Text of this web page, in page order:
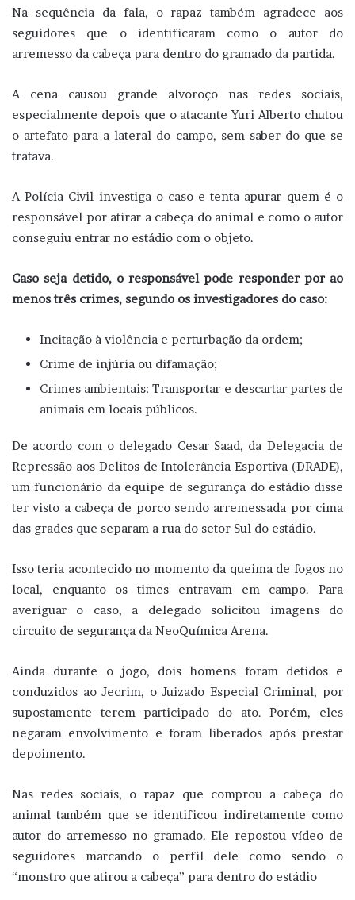
Na sequência da fala, o rapaz também agradece aos
seguidores que o identificaram como o autor do
arremesso da cabeça para dentro do gramado da partida.
A cena causou grande alvoroço nas redes sociais,
especialmente depois que o atacante Yuri Alberto chutou
o artefato para a lateral do campo, sem saber do que se
tratava.
A Polícia Civil investiga o caso e tenta apurar quem é o
responsável por atirar a cabeça do animal e como o autor
conseguiu entrar no estádio com o objeto.
Caso seja detido, o responsável pode responder por ao
menos três crimes, segundo os investigadores do caso:
Incitação à violência e perturbação da ordem;
Crime de injúria ou difamação;
Crimes ambientais: Transportar e descartar partes de
animais em locais públicos.
De acordo com o delegado Cesar Saad, da Delegacia de
Repressão aos Delitos de Intolerância Esportiva (DRADE),
um funcionário da equipe de segurança do estádio disse
ter visto a cabeça de porco sendo arremessada por cima
das grades que separam a rua do setor Sul do estádio.
Isso teria acontecido no momento da queima de fogos no
local, enquanto os times entravam em campo. Para
averiguar o caso, a delegado solicitou imagens do
circuito de segurança da NeoQuímica Arena.
Ainda durante o jogo, dois homens foram detidos e
conduzidos ao Jecrim, o Juizado Especial Criminal, por
supostamente terem participado do ato. Porém, eles
negaram envolvimento e foram liberados após prestar
depoimento.
Nas redes sociais, o rapaz que comprou a cabeça do
animal também que se identificou indiretamente como
autor do arremesso no gramado. Ele repostou vídeo de
seguidores marcando o perfil dele como sendo o
“monstro que atirou a cabeça” para dentro do estádio